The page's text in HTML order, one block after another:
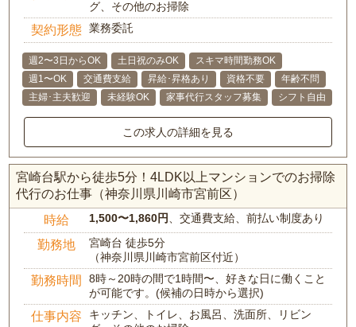
グ、その他のお掃除
契約形態 業務委託
週2〜3日からOK 土日祝のみOK
スキマ時間勤務OK
週1〜OK
交通費支給 昇給･昇格あり 資格不要
年齢不問
主婦･主夫歓迎
未経験OK 家事代行スタッフ募集 シフト自由
この求人の詳細を見る
宮崎台駅から徒歩5分！4LDK以上マンションでのお掃除
代行のお仕事（神奈川県川崎市宮前区）
時給 1,500〜1,860円 、交通費支給、前払い制度あり
勤務地
宮崎台 徒歩5分
（神奈川県川崎市宮前区付近）
勤務時間
8時～20時の間で1時間〜、好きな日に働くこと
が可能です。(候補の日時から選択)
仕事内容
キッチン、トイレ、お風呂、洗面所、リビン